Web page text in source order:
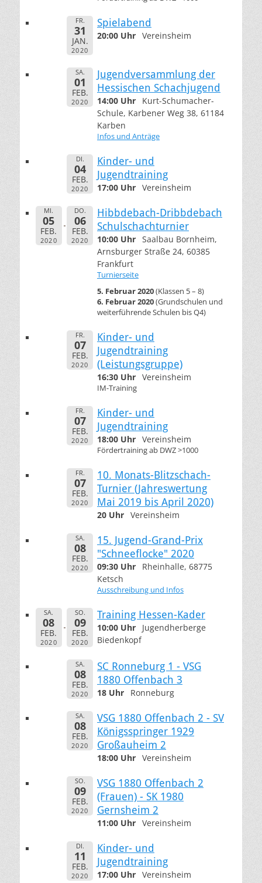
FR.
31
JAN.
2020
Spielabend
20:00 Uhr Vereinsheim
SA.
01
FEB.
2020
Jugendversammlung der
Hessischen Schachjugend
14:00 Uhr
Kurt-Schumacher-
Schule, Karbener Weg 38, 61184
Karben
Infos und Anträge
DI.
04
FEB.
2020
Kinder- und
Jugendtraining
17:00 Uhr Vereinsheim
MI.
05
FEB.
2020
DO.
06
FEB.
2020
Hibbdebach-Dribbdebach
Schulschachturnier
10:00 Uhr Saalbau Bornheim,
Arnsburger Straße 24, 60385
Frankfurt
Turnierseite
5. Februar 2020(Klassen 5 – 8)
6. Februar 2020(Grundschulen und
weiterführende Schulen bis Q4)
FR.
07
FEB.
2020
Kinder- und
Jugendtraining
(Leistungsgruppe)
16:30 Uhr Vereinsheim
IM-Training
FR.
07
FEB.
2020
Kinder- und
Jugendtraining
18:00 Uhr Vereinsheim
Fördertraining ab DWZ >1000
FR.
07
FEB.
2020
10. Monats-Blitzschach-
Turnier (Jahreswertung
Mai 2019 bis April 2020)
20 Uhr Vereinsheim
SA.
08
FEB.
2020
15. Jugend-Grand-Prix
"Schneeflocke" 2020
09:30 Uhr
Rheinhalle, 68775
Ketsch
Ausschreibung und Infos
SA.
08
FEB.
2020
SO.
09
FEB.
2020
Training Hessen-Kader
10:00 Uhr
Jugendherberge
Biedenkopf
SA.
08
FEB.
2020
SC Ronneburg 1 - VSG
1880 Offenbach 3
18 Uhr Ronneburg
SA.
08
FEB.
2020
VSG 1880 Offenbach 2 - SV
Königsspringer 1929
Großauheim 2
18:00 Uhr Vereinsheim
SO.
09
FEB.
2020
VSG 1880 Offenbach 2
(Frauen) - SK 1980
Gernsheim 2
11:00 Uhr Vereinsheim
DI.
11
FEB.
2020
Kinder- und
Jugendtraining
17:00 Uhr Vereinsheim